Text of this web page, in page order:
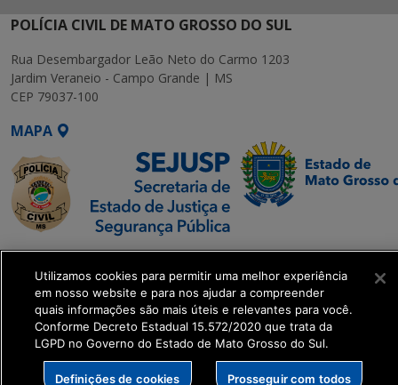
POLÍCIA CIVIL DE MATO GROSSO DO SUL
Rua Desembargador Leão Neto do Carmo 1203
Jardim Veraneio - Campo Grande | MS
CEP 79037-100
MAPA
SETDIG | Secretaria-
Executiva de
Transformação Digital
get_footer();
Utilizamos cookies para permitir uma melhor experiência
em nosso website e para nos ajudar a compreender
quais informações são mais úteis e relevantes para você.
Conforme Decreto Estadual 15.572/2020 que trata da
LGPD no Governo do Estado de Mato Grosso do Sul.
Definições de cookies Prosseguir com todos